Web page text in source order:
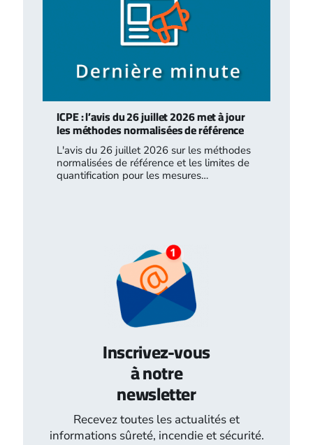
ICPE : l’avis du 26 juillet 2026 met à jour
les méthodes normalisées de référence
L'avis du 26 juillet 2026 sur les méthodes
normalisées de référence et les limites de
quantification pour les mesures…
Inscrivez-vous
à notre
newsletter
Recevez toutes les actualités et
informations sûreté, incendie et sécurité.